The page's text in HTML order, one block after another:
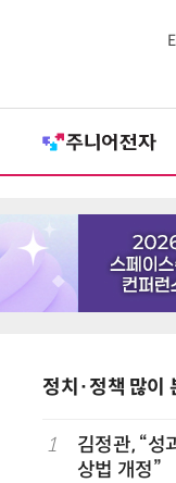
정치·정책 많이
1
김정관, “성
상법 개정”